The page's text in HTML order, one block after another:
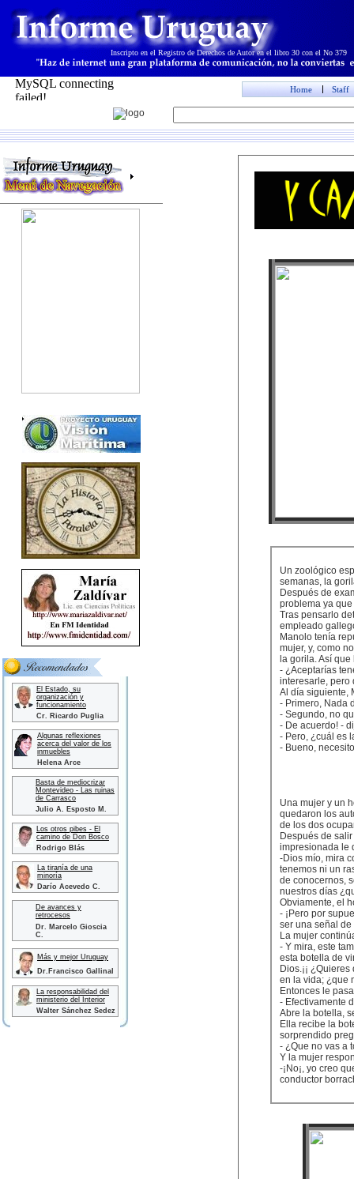
Inscripto en el Registro de Derechos de Autor en el libro 30 con el No 379
Home Staff
El Estado, su
organización y
funcionamiento
Cr. Ricardo Puglia
Algunas reflexiones
acerca del valor de los
inmuebles
Helena Arce
Basta de mediocrizar
Montevideo - Las ruinas
de Carrasco
Julio A. Esposto M.
Los otros pibes - El
camino de Don Bosco
Rodrigo Blás
La tiranía de una
minoría
Darío Acevedo C.
De avances y
retrocesos
Dr. Marcelo Gioscia
C.
Más y mejor Uruguay
Dr.Francisco Gallinal
La responsabilidad del
ministerio del Interior
Walter Sánchez Sedez
Un zoológico
semanas, la
Después de
problema ya
Tras pensarlo
empleado
Manolo tenía
mujer, y, como
la gorila. Así
- ¿Aceptarías
interesarle, pero
Al día siguiente,
- Primero, Nada
- Segundo, no
- De acuerdo! -
- Pero, ¿cuál es
- Bueno,
Una mujer y un
quedaron los
de los dos
Después de
impresionada le
-Dios mío, mira
tenemos ni un
de conocernos,
nuestros días
Obviamente, el
- ¡Pero por
ser una señal de
La mujer
- Y mira, este
esta botella de
Dios.¡¡
en la vida; ¿que
Entonces le
- Efectivamente
Abre la botella,
Ella recibe la
sorprendido
- ¿Que no vas a
Y la mujer
-¡No¡, yo creo
conductor